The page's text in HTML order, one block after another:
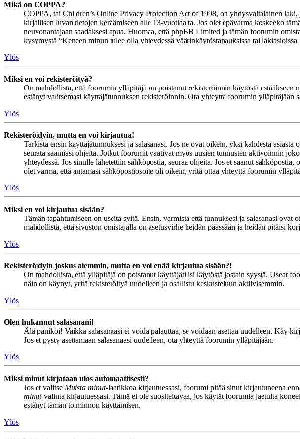
Mikä on COPPA?
COPPA, tai Children’s Online Privacy Protection Act of 1998, on yhdysvaltalainen
kirjallisen luvan tietojen keräämiseen alle 13-vuotiaalta. Jos olet epävarma koskeeko
neuvonantajaan saadaksesi apua. Huomaa, että phpBB Limited ja tämän foorumin
kysymystä “Keneen minun tulee olla yhteydessä väärinkäytöstapauksissa tai
Ylös
Miksi en voi rekisteröityä?
On mahdollista, että foorumin ylläpitäjä on poistanut rekisteröinnin käytöstä
estänyt valitsemasi käyttäjätunnuksen rekisteröinnin. Ota yhteyttä foorumin ylläpitäjään
Ylös
Rekisteröidyin, mutta en voi kirjautua!
Tarkista ensin käyttäjätunnuksesi ja salasanasi. Jos ne ovat oikein, yksi kahdesta
seurata saamiasi ohjeita. Jotkut foorumit vaativat myös uusien tunnusten aktivoinnin
yhteydessä. Jos sinulle lähetettiin sähköpostia, seuraa ohjeita. Jos et saanut
olet varma, että antamasi sähköpostiosoite oli oikein, yritä ottaa yhteyttä foorumin
Ylös
Miksi en voi kirjautua sisään?
Tämän tapahtumiseen on useita syitä. Ensin, varmista että tunnuksesi ja salasanasi
mahdollista, että sivuston omistajalla on asetusvirhe heidän päässään ja heidän pitäisi
Ylös
Rekisteröidyin joskus aiemmin, mutta en voi enää kirjautua sisään?!
On mahdollista, että ylläpitäjä on poistanut käyttäjätilisi käytöstä jostain syystä. Useat
näin on käynyt, yritä rekisteröityä uudelleen ja osallistu keskusteluun aktiivisemmin.
Ylös
Olen hukannut salasanani!
Älä panikoi! Vaikka salasanaasi ei voida palauttaa, se voidaan asettaa uudelleen. Käy
Jos et pysty asettamaan salasanaasi uudelleen, ota yhteyttä foorumin ylläpitäjään.
Ylös
Miksi minut kirjataan ulos automaattisesti?
Jos et valitse Muista minut-laatikkoa kirjautuessasi, foorumi pitää sinut kirjautuneena
minut-valinta kirjautuessasi. Tämä ei ole suositeltavaa, jos käytät foorumia jaetulta
estänyt tämän toiminnon käyttämisen.
Ylös